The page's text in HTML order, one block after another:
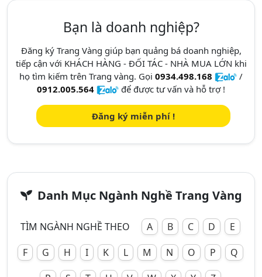
Bạn là doanh nghiệp?
Đăng ký Trang Vàng giúp bạn quảng bá doanh nghiệp,
tiếp cận với KHÁCH HÀNG - ĐỐI TÁC - NHÀ MUA LỚN khi
họ tìm kiếm trên Trang vàng. Gọi 0934.498.168
/
0912.005.564
để được tư vấn và hỗ trợ !
Đăng ký miễn phí !
Danh Mục Ngành Nghề Trang Vàng
TÌM NGÀNH NGHỀ THEO A B C D
E
F
G H I K L M N O P
Q